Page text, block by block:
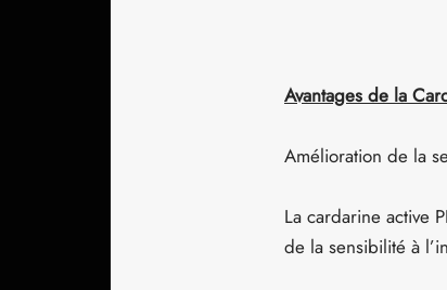
Avantages de la
Amélioration de la
La cardarine active
de la sensibilité à